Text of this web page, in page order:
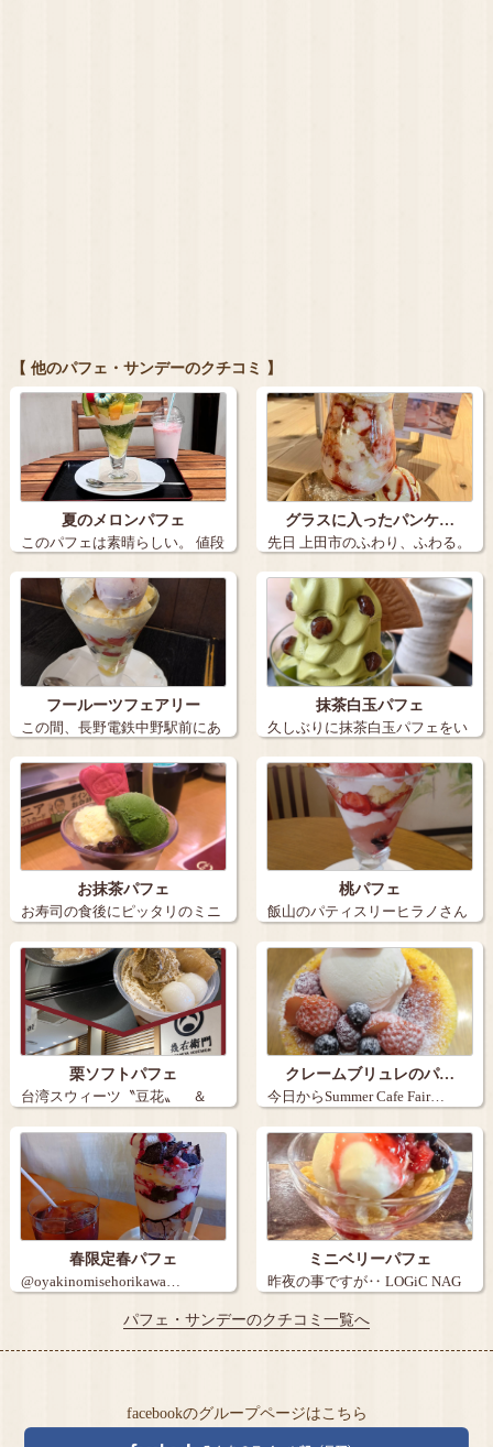
【 他のパフェ・サンデーのクチコミ 】
夏のメロンパフェ
このパフェは素晴らしい。 値段
も見た目…
グラスに入ったパンケ…
先日 上田市のふわり、ふわる。
さんへ行っ…
フールーツフェアリー
この間、長野電鉄中野駅前にあ
る、ステイ …
抹茶白玉パフェ
久しぶりに抹茶白玉パフェをい
ただきました…
お抹茶パフェ
お寿司の食後にピッタリのミニ
サイズ お…
桃パフェ
飯山のパティスリーヒラノさん
で桃が出たと…
栗ソフトパフェ
台湾スウィーツ〝豆花〟 ＆
不動の定…
クレームブリュレのパ…
今日からSummer Cafe Fair…
春限定春パフェ
@oyakinomisehorikawa…
ミニベリーパフェ
昨夜の事ですが‥ LOGiC NAG
パフェ・サンデーのクチコミ一覧へ
facebookのグループページはこちら